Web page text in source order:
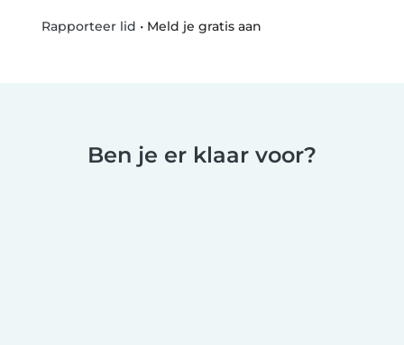
Rapporteer lid • Meld je gratis aan
Ben je er klaar voor?